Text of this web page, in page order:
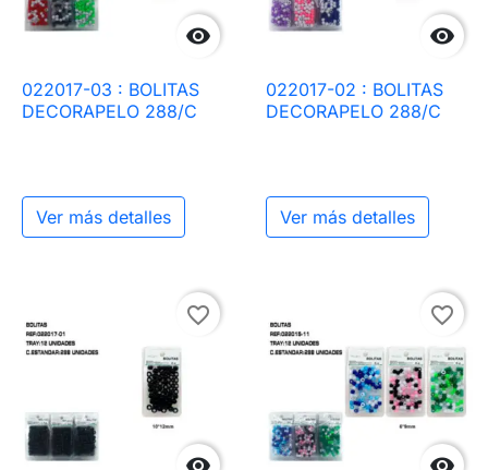

022017-03 : BOLITAS
DECORAPELO 288/C
Ver más detalles

022017-02 : BOLITAS
DECORAPELO 288/C
Ver más detalles
favorite_border favorite_border